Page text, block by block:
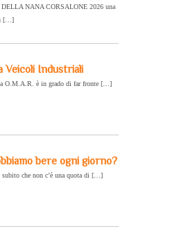
NANA CORSALONE 2026 una
[…]
Veicoli Industriali
O.M.A.R. è in grado di far fronte […]
bere ogni giorno?
subito che non c’è una quota di […]